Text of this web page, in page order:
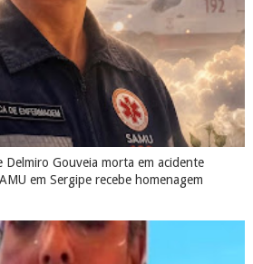
Delmiro Gouveia morta em acidente
em Sergipe recebe homenagem